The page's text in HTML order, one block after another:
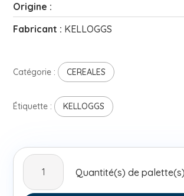
Origine :
Fabricant : KELLOGGS
Catégorie : CEREALES
Étiquette : KELLOGGS
quantité
Kelloggs
Quantité(s) de palette(s)